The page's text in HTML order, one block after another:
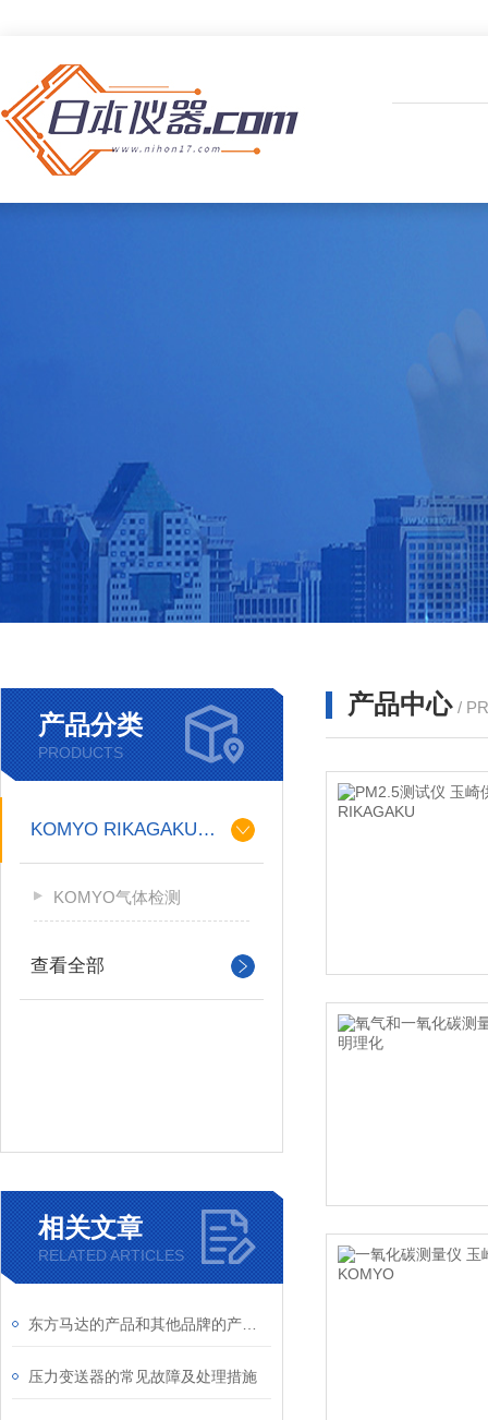
产品分类
PRODUCTS
KOMYO RIKAGAKU光明理化
KOMYO气体检测
查看全部
相关文章
RELATED ARTICLES
压力变送器的常见故障及处理措施
产品中心 /